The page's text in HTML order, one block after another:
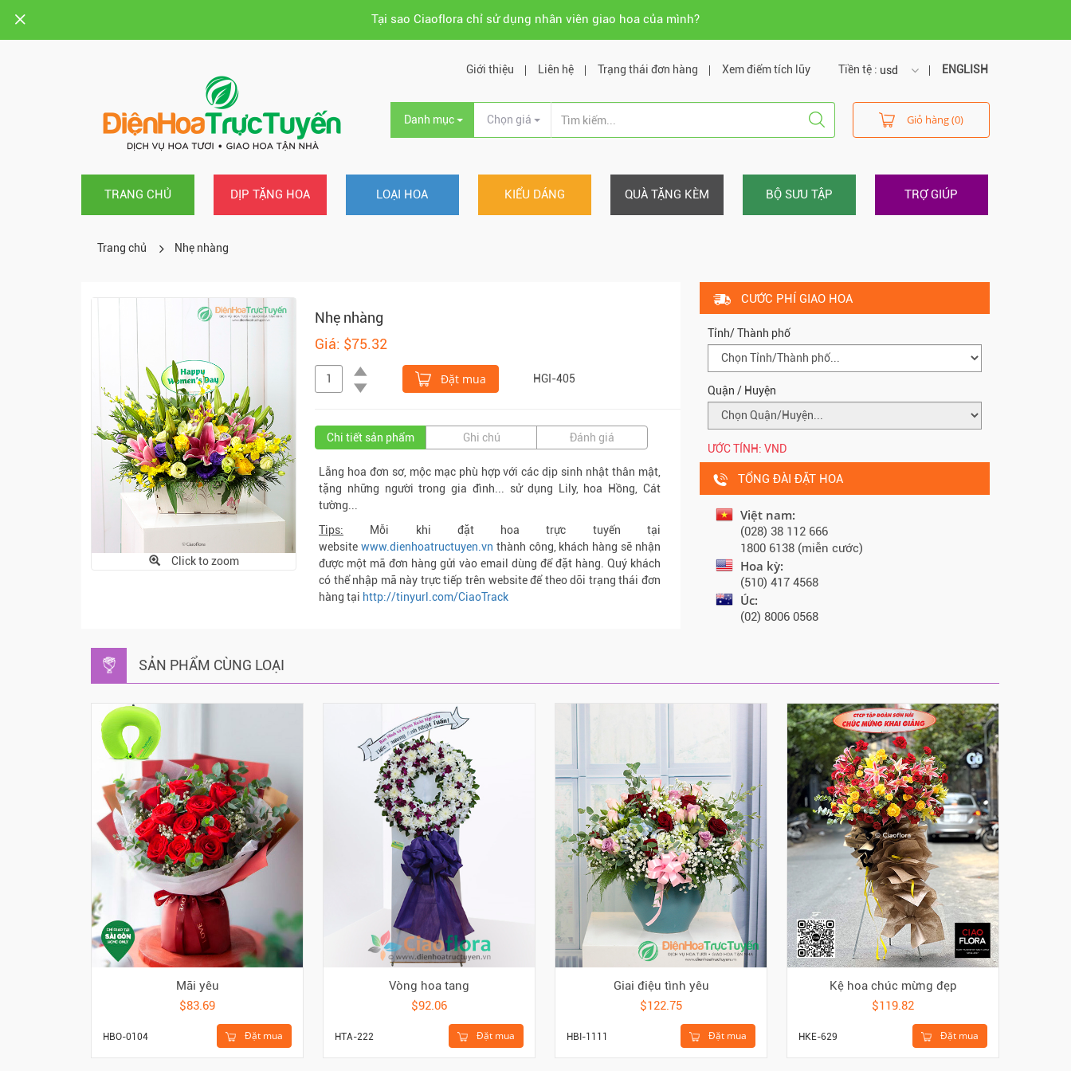
Tại sao Ciaoflora chỉ sử dụng nhân viên giao hoa của mình?
Tiền tệ : usd
usd
vnd
ENGLISH
Giới thiệu Liên hệ Trạng thái đơn hàng Xem điểm tích lũy
Danh mục Chọn giá Giỏ hàng (0)
TRANG CHỦ DỊP TẶNG HOA LOẠI HOA KIỂU DÁNG QUÀ TẶNG KÈM BỘ SƯU TẬP TRỢ GIÚP
Trang chủ Nhẹ nhàng
Click to zoom
Nhẹ nhàng
Giá: $75.32
Đặt mua HGI-405
Chi tiết sản phẩm Ghi chú Đánh giá
Lẵng hoa đơn sơ, mộc mạc phù hợp với các dịp sinh nhật thân mật,
tặng những người trong gia đình... sử dụng Lily, hoa Hồng, Cát
tường...
Tips: Mỗi khi đặt hoa trực tuyến tại
website www.dienhoatructuyen.vn thành công, khách hàng sẽ nhận
được một mã đơn hàng gửi vào email dùng để đặt hàng. Quý khách
có thể nhập mã này trực tiếp trên website để theo dõi trạng thái đơn
hàng tại http://tinyurl.com/CiaoTrack
CƯỚC PHÍ GIAO HOA
Tỉnh/ Thành phố
Quận / Huyện
ƯỚC TÍNH: VND
TỔNG ĐÀI ĐẶT HOA
Việt nam:
(028) 38 112 666
1800 6138 (miễn cước)
Hoa kỳ:
(510) 417 4568
Úc:
(02) 8006 0568
SẢN PHẨM CÙNG LOẠI
Mãi yêu
$83.69
Đặt mua
HBO-0104
Vòng hoa tang
$92.06
Đặt mua
HTA-222
Giai điệu tình yêu
$122.75
Đặt mua
HBI-1111
Kệ hoa chúc mừng đẹp
$119.82
Đặt mua
HKE-629